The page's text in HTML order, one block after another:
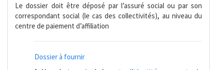
Le dossier doit être déposé par l’assuré social ou par son
correspondant social (le cas des collectivités), au niveau du
centre de paiement d’affiliation
Dossier à fournir